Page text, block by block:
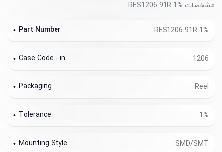
مشخصات RES1206 91R 1%
RES1206 91R 1%
Part Number
1206
Case Code - in
Reel
Packaging
1%
Tolerance
SMD/SMT
Mounting Style